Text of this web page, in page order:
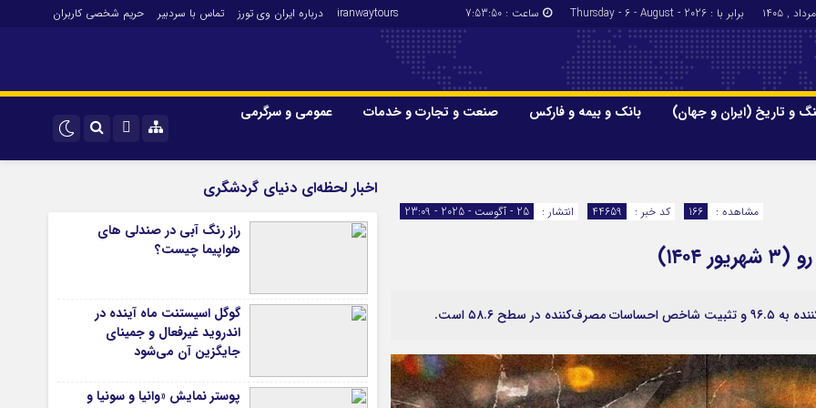
برابر با : Thursday - 6 - August - 2026 ساعت : 7:53:51
iranwaytours درباره ایران وی تورز تماس با سردبیر حریم شخصی کاربران
و تاریخ (ایران و جهان) بانک و بیمه و فارکس صنعت و تجارت و خدمات
عمومی و سرگرمی
اینستاگرام
گزارش‌های خبری میراث فرهنگی
بانک و بیمه و فارکس
ارزدیجیتال
صنعت و تجارت و خدمات
اقتصاد گردشگری
خودرو
انتشار :
25 - آگوست - 2025 - 23:09 کد خبر : 44659 مشاهده : 166
۵۸.۶ است.
اخبار لحظه‌ای دنیای گردشگری
راز رنگ آبی در صندلی های
هواپیما چیست؟
گوگل اسیستنت ماه آینده در
اندروید غیرفعال و جمینای
جایگزین آن می‌شود
پوستر نمایش «وانیا و سونیا و